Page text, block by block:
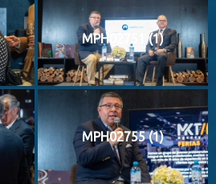
MPH02751 (1)
MPH02755 (1)